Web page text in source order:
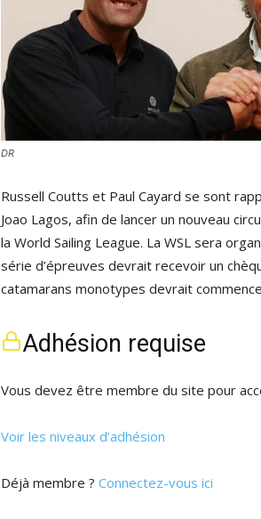
DR
Russell Coutts et Paul Cayard se sont
Joao Lagos, afin de lancer un nouveau
la World Sailing League. La WSL sera
série d’épreuves devrait recevoir un
catamarans monotypes devrait
Adhésion requise
Vous devez être membre du site pour
Voir les niveaux d’adhésion
Déjà membre ? Connectez-vous ici